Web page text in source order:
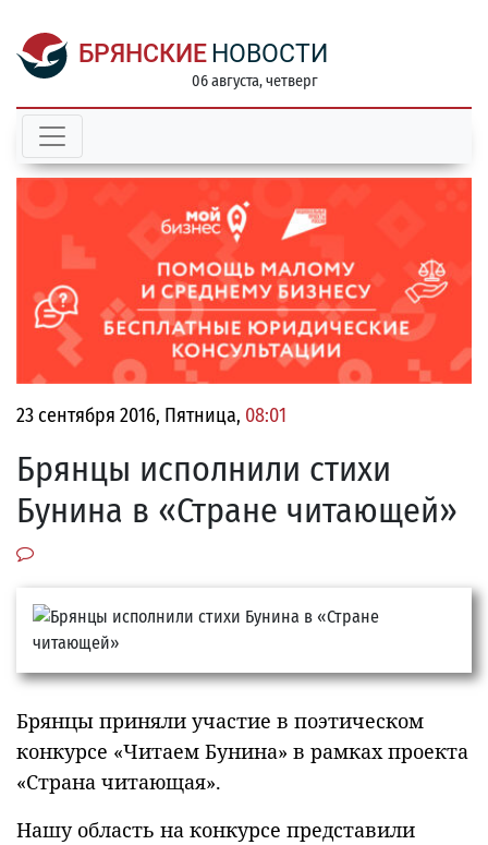
БРЯНСКИЕ НОВОСТИ
06 августа, четверг
23 сентября 2016, Пятница, 08:01
Брянцы исполнили стихи
Бунина в «Стране читающей»
Брянцы приняли участие в поэтическом
конкурсе «Читаем Бунина» в рамках проекта
«Страна читающая».
Нашу область на конкурсе представили